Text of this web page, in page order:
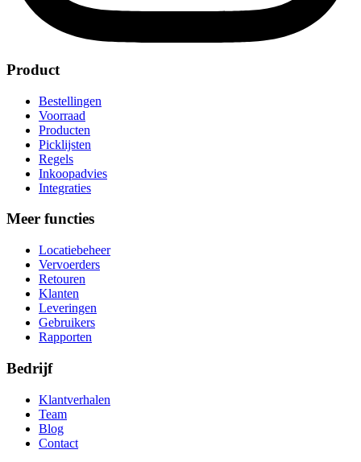
Product
Bestellingen
Voorraad
Producten
Picklijsten
Regels
Inkoopadvies
Integraties
Meer functies
Locatiebeheer
Vervoerders
Retouren
Klanten
Leveringen
Gebruikers
Rapporten
Bedrijf
Klantverhalen
Team
Blog
Contact